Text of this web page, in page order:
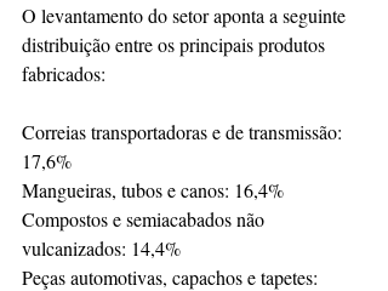
O levantamento do setor aponta a seguinte
distribuição entre os principais produtos
fabricados:
Correias transportadoras e de transmissão:
17,6%
Mangueiras, tubos e canos: 16,4%
Compostos e semiacabados não
vulcanizados: 14,4%
Peças automotivas, capachos e tapetes: